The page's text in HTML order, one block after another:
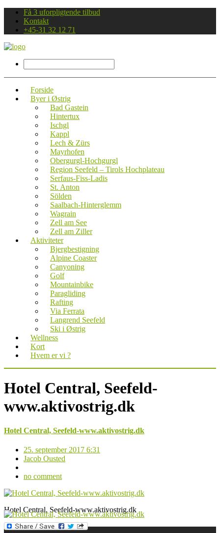
Få 3 uforpligtende tilbud
Kontakt
+45-31 32 12 71
Forside
Byer i Østrig
Bad Gastein
Hintertux
Ischgl
Kappl
Lech & Zürs
Mayrhofen
Obergurgl-Hochgurgl
Region Seefeld – Tirols Hochplateau
Serfaus-Fiss-Ladis
St. Anton
Sölden
Saalbach-Hinterglemm
Wagrain
Zell am See
Zell am Ziller
Aktiviteter
Bjergbestigning
Alpine Coaster
Canyoning
Golf
Mountainbike
Paragliding
Rafting
Via Ferrata
Langrend Seefeld
Ski i Østrig
Wellness
Kort
Hvem er vi ?
Hotel Central, Seefeld-
www.aktivostrig.dk
Hotel Central, Seefeld-www.aktivostrig.dk
25. september 2017 6:31
Jacob Ousted
no comment
Hotel Central, Seefeld-www.aktivostrig.dk